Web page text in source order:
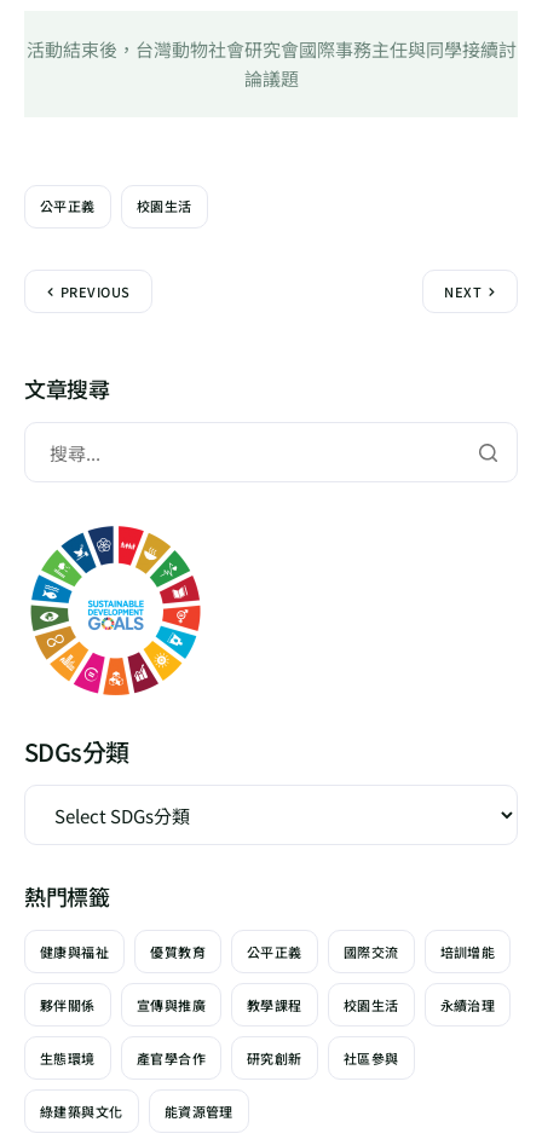
活動結束後，台灣動物社會研究會國際事務主任與同學接續討
論議題
公平正義 校園生活
PREVIOUS NEXT
文章搜尋
SDGs分類
熱門標籤
健康與福祉 優質教育 公平正義 國際交流 培訓增能
夥伴關係 宣傳與推廣 教學課程 校園生活 永續治理
生態環境 產官學合作 研究創新 社區參與
綠建築與文化 能資源管理